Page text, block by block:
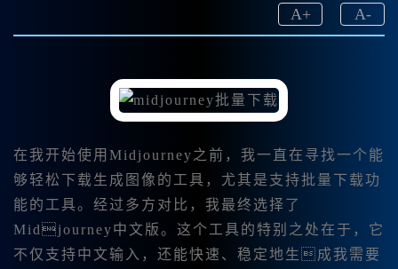
A-
A+
在我开始使用Midjourney之前，我一直在寻找一个能
够轻松下载生成图像的工具，尤其是支持批量下载功
能的工具。经过多方对比，我最终选择了
Midjourney中文版。这个工具的特别之处在于，它
不仅支持中文输入，还能快速、稳定地生成我需要